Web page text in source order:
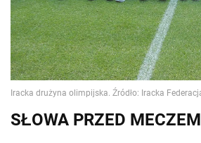
SŁOWA PRZED MECZEM